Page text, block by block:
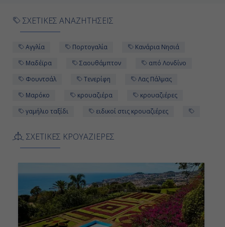
Ημέρα
Ημέρα 12η
Εν Πλω
-
ΣΧΕΤΙΚΕΣ ΑΝΑΖΗΤΗΣΕΙΣ
Aγγλία Πορτογαλία
Κανάρια Νησιά
Μαδέϊρα
Σαουθάμπτον
από Λονδίνο
Φουντσάλ
Τενερίφη
Λας Πάλμας
Μαρόκο
κρουαζιέρα
κρουαζιέρες
γαμήλιο ταξίδι
ειδικοί στις κρουαζιέρες
ΣΧΕΤΙΚΕΣ ΚΡΟΥΑΖΙΕΡΕΣ